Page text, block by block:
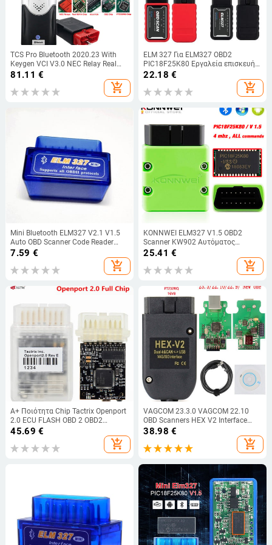
TCS Pro Bluetooth 2020.23 With
Keygen VCI V3.0 NEC Relay Real
9241A Multidiag Pro+ OBD2
Scanner Auto Truck Diagnostic Tool
81.11 €
add_shopping_cart
ELM 327 Για ELM327 OBD2
PIC18F25K80 Εργαλεία επισκευής
τσιπ Εργαλεία διάγνωσης
Εργαλεία OBD2 Σαρωτής Βλάβης
Αναγνώστης Κώδικα Αυτοκινήτου
22.18 €
add_shopping_cart
Mini Bluetooth ELM327 V2.1 V1.5
Auto OBD Scanner Code Reader
Tool Diagnostic Car Car Protocols
Super ELM 327 for Android OBDII
Protocols
7.59 €
add_shopping_cart
KONNWEI ELM327 V1.5 OBD2
Scanner KW902 Αυτόματος
σαρωτής συμβατός με Bluetooth
MINI ELM 327 OBD 2 KW902 Code
Reader για τηλέφωνο Android
25.41 €
add_shopping_cart
A+ Ποιότητα Chip Tactrix Openport
2.0 ECU FLASH OBD 2 OBD2
ανοιχτή θύρα 2 0 Chip Tuning Car
Diagnostic Scanner Γρήγορη
αποστολή
45.69 €
add_shopping_cart
VAGCOM 23.3.0 VAGCOM 22.10
OBD Scanners HEX V2 Interface
FOR VW AUDI Skoda Seat VAG
ATMEGA162 Διαγνωστικό
38.98 €
add_shopping_cart